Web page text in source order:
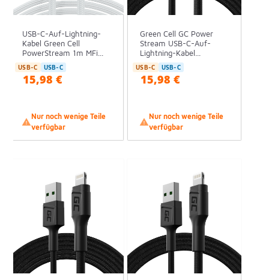
USB-C-Auf-Lightning-
Kabel Green Cell
PowerStream 1m MFi...
USB-C USB-C
15,98 €

Nur noch wenige Teile
verfügbar
Green Cell GC Power
Stream USB-C-Auf-
Lightning-Kabel...
USB-C USB-C
15,98 €

Nur noch wenige Teile
verfügbar